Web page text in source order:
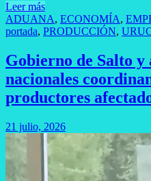
Leer más
ADUANA, ECONOMÍA,
portada, PRODUCCIÓN,
Gobierno de Salto y
nacionales
productores
21 julio, 2026